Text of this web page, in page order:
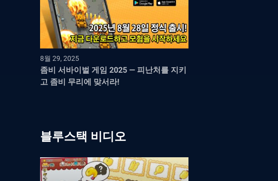
8월 29, 2025
좀비 서바이벌 게임 2025 — 피난처를 지키
고 좀비 무리에 맞서라!
블루스택 비디오